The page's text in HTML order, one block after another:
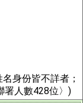
身份皆不詳者；
署人數428位〉)